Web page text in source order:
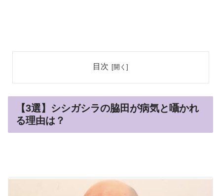
目次
【3選】シシガシラの脇田が病気と囁かれ
る理由は？